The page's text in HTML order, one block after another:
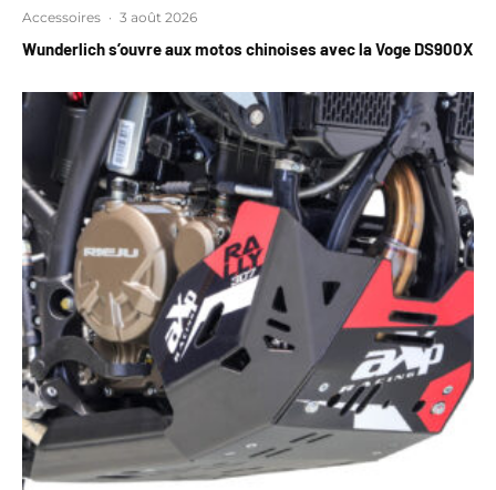
Accessoires · 3 août 2026
Wunderlich s’ouvre aux motos chinoises avec la Voge DS900X